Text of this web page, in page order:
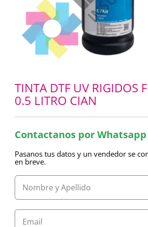
TINTA DTF UV RIGIDOS
0.5 LITRO CIAN
Contactanos por Whatsapp
Pasanos tus datos y un vendedor se
en breve.